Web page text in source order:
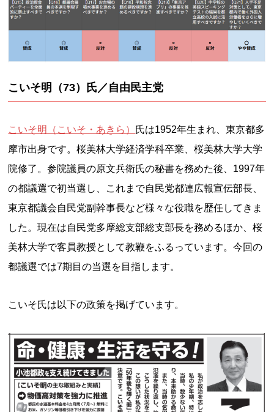
こいそ明（73）氏／自由民主党
こいそ明（こいそ・あきら） 氏は1952年生まれ、東京都多
摩市出身です。桜美林大学経済学科卒業、桜美林大学大学
院修了。参院議員の原文兵衛氏の秘書を務めた後、1997年
の都議選で初当選し、これまで自民党都連広報宣伝部長、
東京都議会自民党副幹事長など様々な役職を歴任してきま
した。現在は自民党多摩総支部総支部長を務めるほか、桜
美林大学で客員教授として教鞭をふるっています。今回の
都議選では7期目の当選を目指します。
こいそ氏は以下の政策を掲げています。